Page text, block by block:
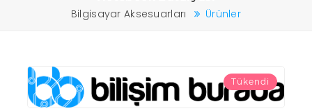
Bilgisayar Aksesuarları Ürünler
Tükendi